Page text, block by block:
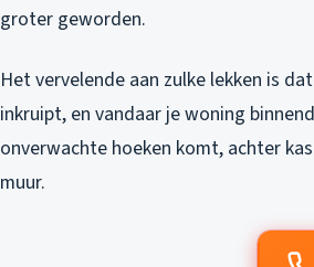
groter geworden.
Het vervelende aan zulke lekken is
inkruipt, en vandaar je woning
onverwachte hoeken komt, achter
muur.